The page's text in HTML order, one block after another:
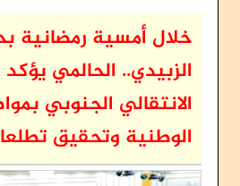
خلال أمسية رمضانية
الزبيدي.. الحالمي يؤكد
الانتقالي الجنوبي
الوطنية وتحقيق